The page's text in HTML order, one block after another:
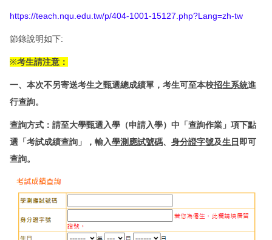
https://teach.nqu.edu.tw/p/404-1001-15127.php?Lang=zh-tw
節錄說明如下:
※考生請注意：
一、本次不另寄送考生之甄選總成績單，考生可至本校招生系統進
行查詢。
查詢方式：請至大學甄選入學（申請入學）中「查詢作業」項下點
選「考試成績查詢」，輸入學測應試號碼、 身分證字號及生日 即可
查詢。